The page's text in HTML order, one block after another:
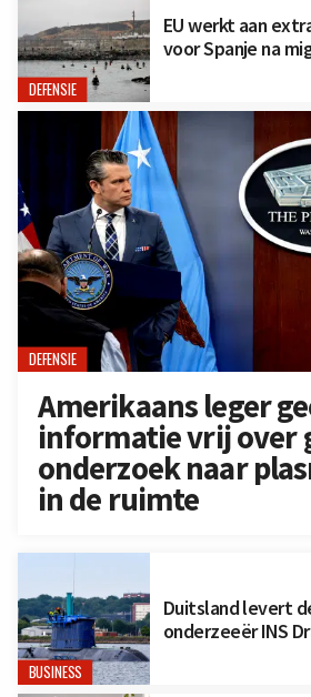
DEFENSIE
EU werkt aan
voor Spanje na
DEFENSIE
Amerikaans leger
informatie vrij over
onderzoek naar
in de ruimte
BUSINESS
Duitsland levert
onderzeeër INS